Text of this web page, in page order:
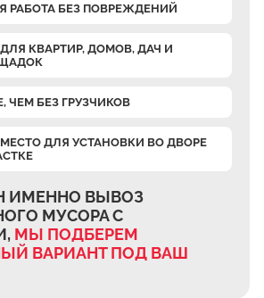
РАБОТА БЕЗ ПОВРЕЖДЕНИЙ
КВАРТИР, ДОМОВ, ДАЧ И
ЧЕМ БЕЗ ГРУЗЧИКОВ
МЕСТО ДЛЯ УСТАНОВКИ ВО ДВОРЕ
ИМЕННО ВЫВОЗ
МУСОРАС
МЫ ПОДБЕРЕМ
ВАРИАНТПОД ВАШ